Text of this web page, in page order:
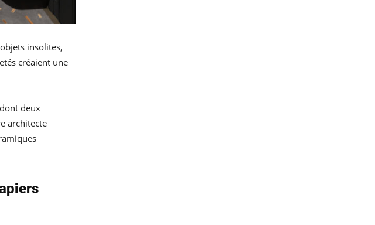
insolites,
créaient une
deux
architecte